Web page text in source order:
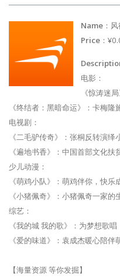
Name
Price ：
电影：
《惊涛迷
《终结者：黑暗命运》：卡梅隆
电视剧：
《二毛驴传奇》：张桐反转演绎
《遍地书香》：中国首部文化扶
少儿动漫：
《萌鸡小队》：萌鸡伴你，快乐
《小猪佩奇》：小猪佩奇一家的
综艺：
《我的城 我的歌》：为梦想歌
《爱的味道》：袁成杰暖心陪伴
【海量资源 等你发掘】